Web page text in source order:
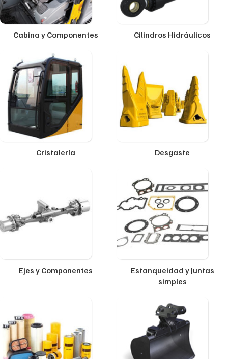
Cabina y Componentes Cilindros Hidráulicos
Cristalería Desgaste
Ejes y Componentes
Estanqueidad y Juntas
simples